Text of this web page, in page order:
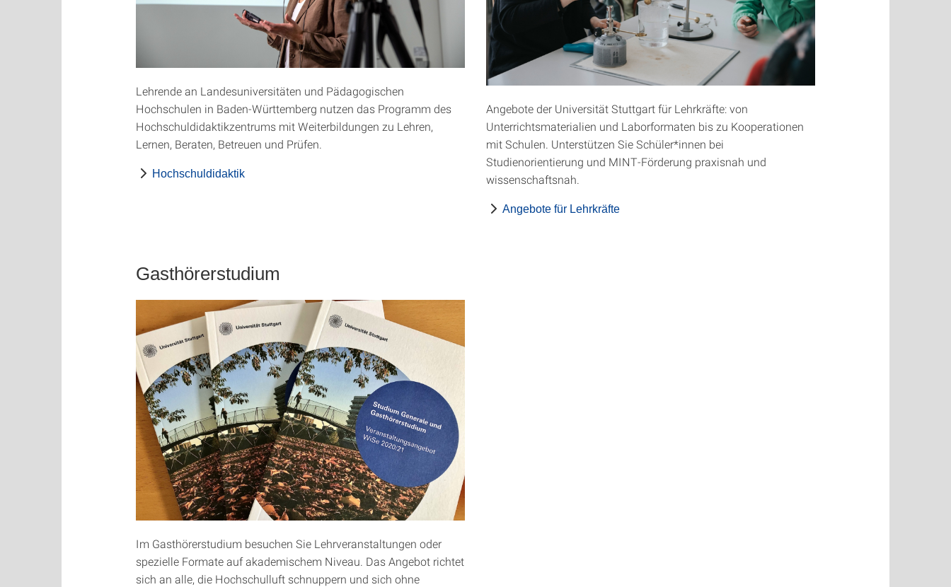
Lehrende an Landesuniversitäten und Pädagogischen
Hochschulen in Baden-Württemberg nutzen das Programm des
Hochschuldidaktikzentrums mit Weiterbildungen zu Lehren,
Lernen, Beraten, Betreuen und Prüfen.
Hochschuldidaktik
Angebote der Universität Stuttgart für Lehrkräfte: von
Unterrichtsmaterialien und Laborformaten bis zu Kooperationen
mit Schulen. Unterstützen Sie Schüler*innen bei
Studienorientierung und MINT-Förderung praxisnah und
wissenschaftsnah.
Angebote für Lehrkräfte
Gasthörerstudium
Im Gasthörerstudium besuchen Sie Lehrveranstaltungen oder
spezielle Formate auf akademischem Niveau. Das Angebot richtet
sich an alle, die Hochschulluft schnuppern und sich ohne